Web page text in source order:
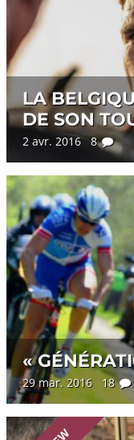
LA
DE SON
2 avr. 2016 8
«
29 mar. 2016 18